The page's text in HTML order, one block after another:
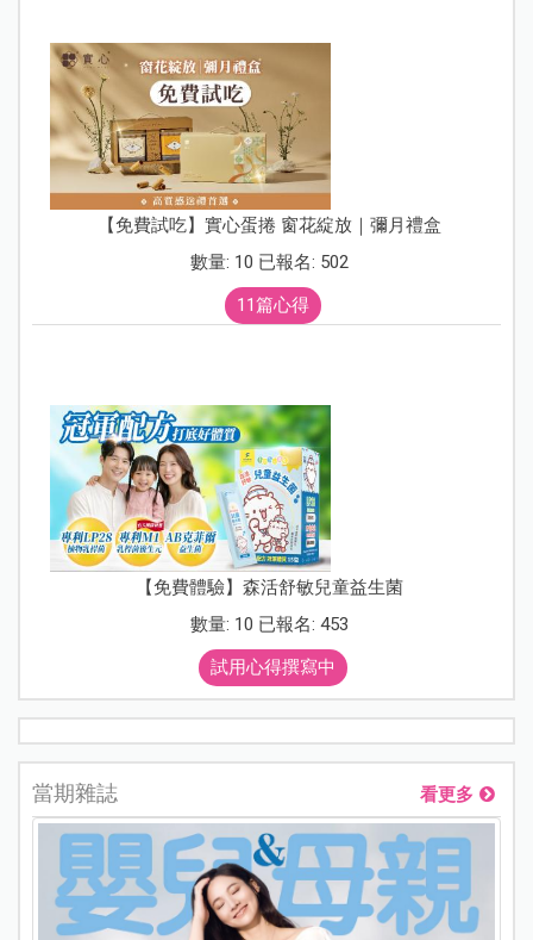
【免費試吃】實心蛋捲 窗花綻放｜彌月禮盒
數量: 10 已報名: 502
11篇心得
【免費體驗】森活舒敏兒童益生菌
數量: 10 已報名: 453
試用心得撰寫中
當期雜誌 看更多